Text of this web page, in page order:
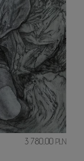
3 780,00 PLN